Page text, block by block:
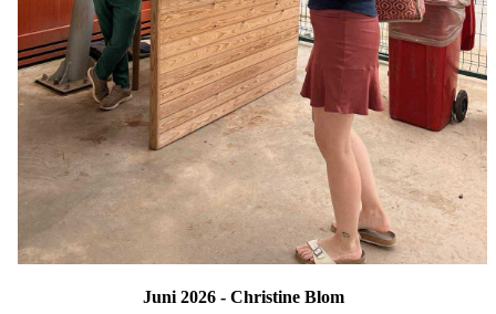
Juni 2026 - Christine Blom